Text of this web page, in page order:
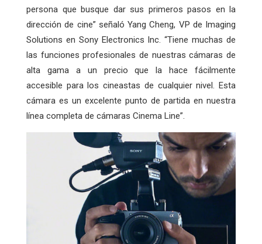
persona que busque dar sus primeros pasos en la
dirección de cine” señaló Yang Cheng, VP de Imaging
Solutions en Sony Electronics Inc. “Tiene muchas de
las funciones profesionales de nuestras cámaras de
alta gama a un precio que la hace fácilmente
accesible para los cineastas de cualquier nivel. Esta
cámara es un excelente punto de partida en nuestra
línea completa de cámaras Cinema Line”.